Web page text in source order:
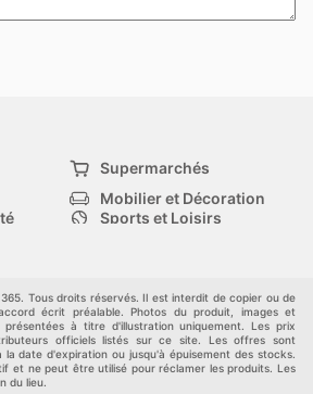
Supermarchés
Mobilier et Décoration
Sports et Loisirs
Tous droits réservés. Il est interdit de copier ou de
écrit préalable. Photos du produit, images et
à titre d'illustration uniquement. Les prix
officiels listés sur ce site. Les offres sont
date d'expiration ou jusqu'à épuisement des stocks.
et ne peut être utilisé pour réclamer les produits. Les
du lieu.